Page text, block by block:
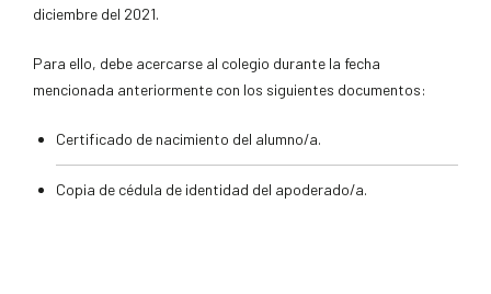
diciembre del 2021.
Para ello, debe acercarse al colegio durante la fecha
mencionada anteriormente con los siguientes documentos:
Certificado de nacimiento del alumno/a.
Copia de cédula de identidad del apoderado/a.